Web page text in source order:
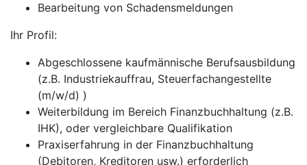
Bearbeitung von Schadensmeldungen
Ihr Profil:
Abgeschlossene kaufmännische Berufsausbildung
(z.B. Industriekauffrau, Steuerfachangestellte
(m/w/d) )
Weiterbildung im Bereich Finanzbuchhaltung (z.B.
IHK), oder vergleichbare Qualifikation
Praxiserfahrung in der Finanzbuchhaltung
(Debitoren, Kreditoren usw.) erforderlich